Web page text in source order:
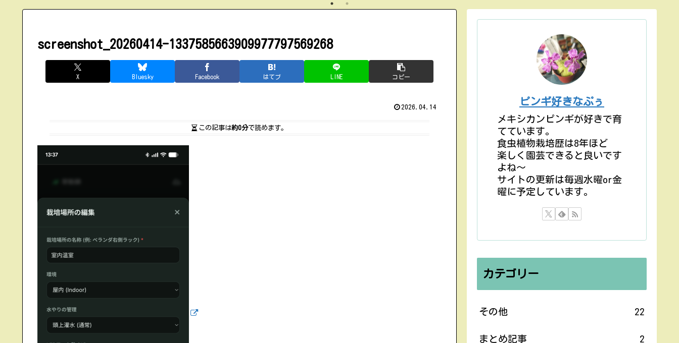
screenshot_20260414-1337585663909977797569268
X Bluesky Facebook はてブ LINE コピー
2026.04.14
この記事は約0分で読めます。
ピンギ好きなぷぅ
メキシカンピンギが好きで育
てています。
食虫植物栽培歴は8年ほど
楽しく園芸できると良いです
よね〜
サイトの更新は毎週水曜or金
曜に予定しています。
カテゴリー
その他 22
まとめ記事 2